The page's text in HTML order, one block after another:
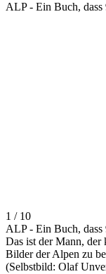
ALP - Ein Buch, dass
1 / 10
ALP - Ein Buch, dass
Das ist der Mann, der
Bilder der Alpen zu
(Selbstbild: Olaf